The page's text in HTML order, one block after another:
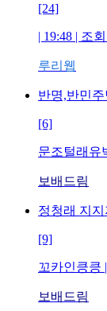
[24]
| 19:48 | 조
루리웹
반명,반민
[6]
문조털래유
보배드림
정청래 지
[9]
꼬카인킁킁
보배드림